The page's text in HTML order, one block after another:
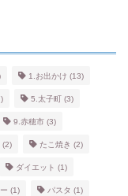
1.お出かけ (13)
5.太子町 (3)
9.赤穂市 (3)
(2) たこ焼き (2)
ダイエット (1)
(1) パスタ (1)